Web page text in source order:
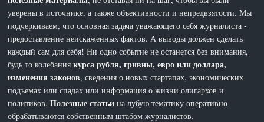
уверены в источнике, а также объективности и непредвзятости. Мы
подчеркиваем, что основная задача уважающего себя журналиста -
предоставление неискаженных фактов. А выводы должен сделать
каждый сам для себя! Ни одно событие не останется без внимания,
будь то колебаниякурса рубля, гривны, евро или доллара,
изменения законов, сведения о новых стартапах, экономических
подъемах или спадах или информация о жизни олигархов и
политиков.Полезные статьи на лубую тематику оперативно
обрабатываются собственным штабом журналистов.